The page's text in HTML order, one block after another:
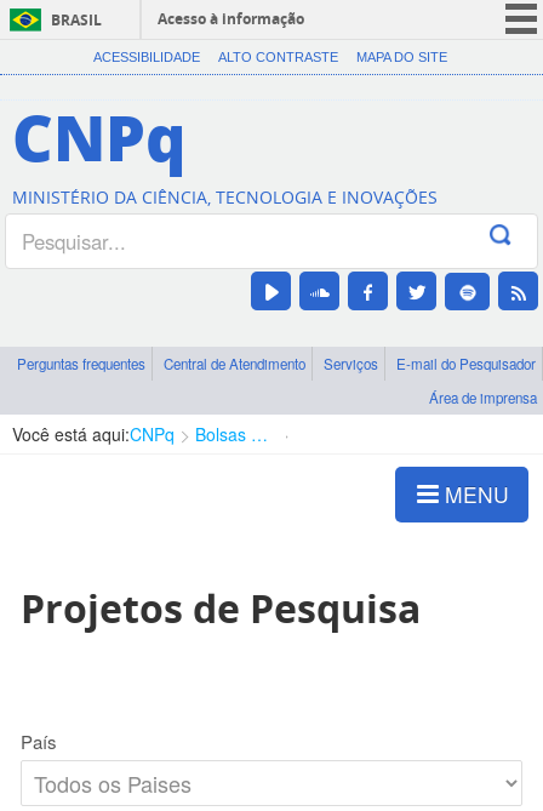
BRASIL
Acesso à informação
CORONAVÍRUS (COVID-19)
Canais
ACESSIBILIDADE ALTO CONTRASTE MAPA DO SITE
CNPq
MINISTÉRIO DA CIÊNCIA, TECNOLOGIA E INOVAÇÕES
Perguntas frequentes Central de Atendimento Serviços
E-mail do Pesquisador
Área de imprensa
Você está aqui:CNPq Bolsas e Auxílios Vigentes
MENU
Projetos de Pesquisa
País